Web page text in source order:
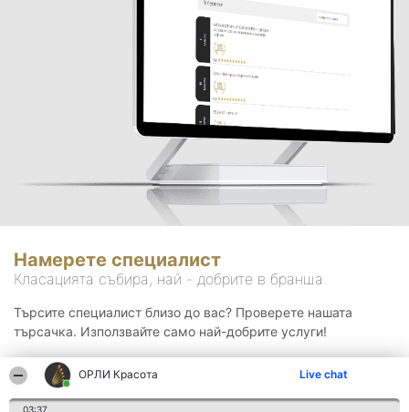
ОРЛИ Красота Live chat
03:37
Намерете специалист
Класацията събира, най - добрите в бранша.
Търсите специалист близо до вас? Проверете нашата
търсачка. Използвайте само най-добрите услуги!